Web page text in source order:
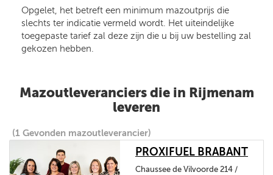
Opgelet, het betreft een minimum mazoutprijs die
slechts ter indicatie vermeld wordt. Het uiteindelijke
toegepaste tarief zal deze zijn die u bij uw bestelling zal
gekozen hebben.
Mazoutleveranciers die in Rijmenam
leveren
(1 Gevonden mazoutleverancier)
PROXIFUEL BRABANT
Chaussee de Vilvoorde 214 /